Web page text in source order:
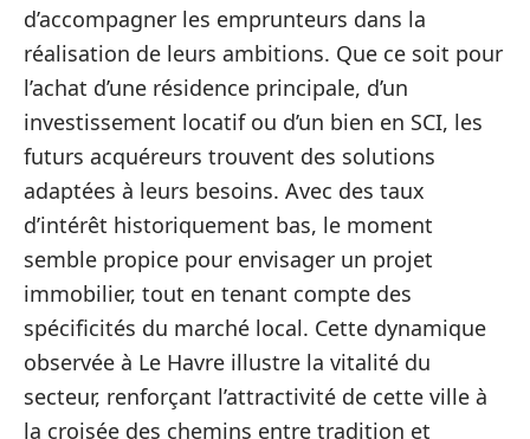
d’accompagner les emprunteurs dans la
réalisation de leurs ambitions. Que ce soit pour
l’achat d’une résidence principale, d’un
investissement locatif ou d’un bien en SCI, les
futurs acquéreurs trouvent des solutions
adaptées à leurs besoins. Avec des taux
d’intérêt historiquement bas, le moment
semble propice pour envisager un projet
immobilier, tout en tenant compte des
spécificités du marché local. Cette dynamique
observée à Le Havre illustre la vitalité du
secteur, renforçant l’attractivité de cette ville à
la croisée des chemins entre tradition et